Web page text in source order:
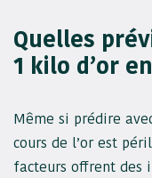
Quelles
1 kilo d’or
Même si prédire
cours de l’or est
facteurs offrent des